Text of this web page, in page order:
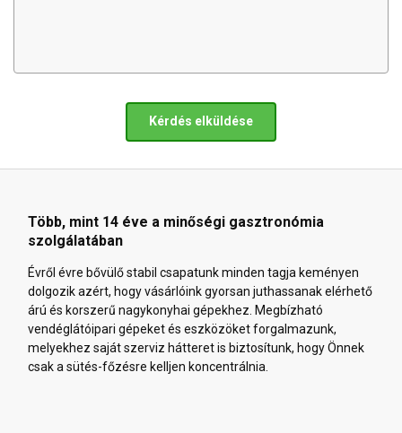
Kérdés elküldése
Több, mint 14 éve a minőségi gasztronómia
szolgálatában
Évről évre bővülő stabil csapatunk minden tagja keményen
dolgozik azért, hogy vásárlóink gyorsan juthassanak elérhető
árú és korszerű nagykonyhai gépekhez. Megbízható
vendéglátóipari gépeket és eszközöket forgalmazunk,
melyekhez saját szerviz hátteret is biztosítunk, hogy Önnek
csak a sütés-főzésre kelljen koncentrálnia.